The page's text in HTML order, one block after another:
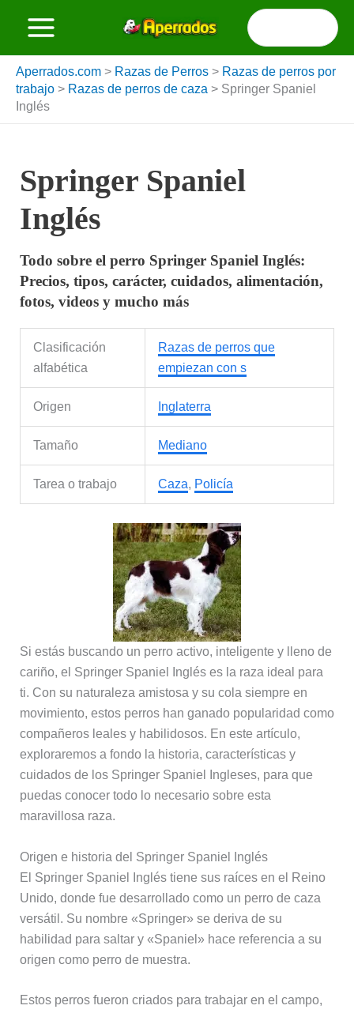
Buscar
por:
Aperrados.com > Razas de Perros > Razas de perros por
trabajo > Razas de perros de caza > Springer Spaniel
Inglés
Springer Spaniel
Inglés
Todo sobre el perro Springer Spaniel Inglés:
Precios, tipos, carácter, cuidados, alimentación,
fotos, videos y mucho más
Clasificación
alfabética
Razas de perros que
empiezan con s
Origen Inglaterra
Tamaño Mediano
Tarea o trabajo Caza, Policía
Si estás buscando un perro activo, inteligente y lleno de
cariño, el Springer Spaniel Inglés es la raza ideal para
ti. Con su naturaleza amistosa y su cola siempre en
movimiento, estos perros han ganado popularidad como
compañeros leales y habilidosos. En este artículo,
exploraremos a fondo la historia, características y
cuidados de los Springer Spaniel Ingleses, para que
puedas conocer todo lo necesario sobre esta
maravillosa raza.
Origen e historia del Springer Spaniel Inglés
El Springer Spaniel Inglés tiene sus raíces en el Reino
Unido, donde fue desarrollado como un perro de caza
versátil. Su nombre «Springer» se deriva de su
habilidad para saltar y «Spaniel» hace referencia a su
origen como perro de muestra.
Estos perros fueron criados para trabajar en el campo,